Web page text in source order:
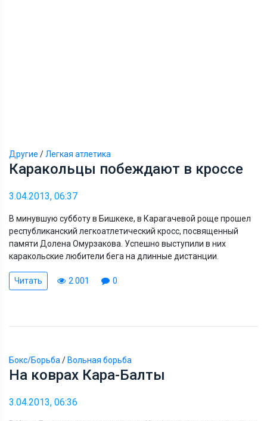
Другие / Легкая атлетика
Каракольцы побеждают в кроссе
3.04.2013, 06:37
В минувшую субботу в Бишкеке, в Карагачевой роще прошел
республиканский легкоатлетический кросс, посвященный
памяти Долена Омурзакова. Успешно выступили в них
каракольские любители бега на длинные дистанции.
Читать 2 001 0
Бокс/Борьба / Вольная борьба
На коврах Кара-Балты
3.04.2013, 06:36